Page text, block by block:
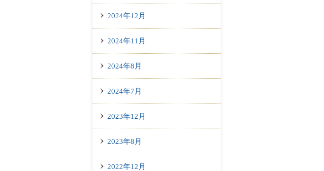
2024年12月
2024年11月
2024年8月
2024年7月
2023年12月
2023年8月
2022年12月